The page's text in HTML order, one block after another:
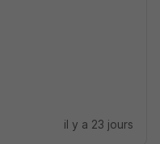
il y a 23 jours